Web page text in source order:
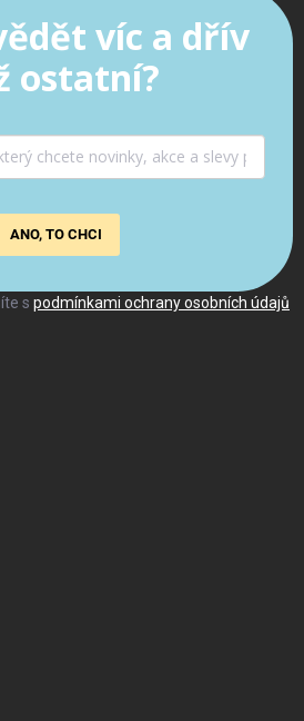
s podmínkami ochrany osobních údajů
víc a dřív
ostatní?
ANO, TO CHCI